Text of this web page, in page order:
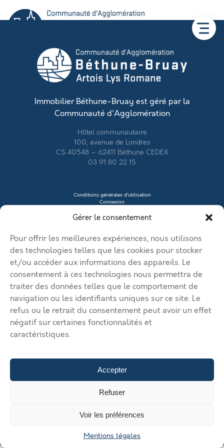
Gérer le consentement
Pour offrir les meilleures expériences, nous utilisons
des technologies telles que les cookies pour stocker
et/ou accéder aux informations des appareils. Le
consentement à ces technologies nous permettra de
traiter des données telles que le comportement de
navigation ou les identifiants uniques sur ce site. Le
refus ou le retrait du consentement peut avoir un effet
négatif sur certaines fonctionnalités et
caractéristiques.
Accepter
Refuser
Voir les préférences
Mentions légales
Immobilier Béthune-Bruay est géré par la
Communauté d'Agglomération
Hôtel communautaire
100, avenue de Londres
CS 40548 – 62411 Béthune CEDEX
03 91 80 22 15
Conditions générales d’utilisation
Connexion
Créer mon profil
Mentions légales
Modifier mon annonce
Mon compte
Nous contacter
RGPD
© 2026 Immobilier Béthune Bruay. Tous droits réservés.
Vos solutions d’implantation dans l’agglomération Béthune Bruay
Artois Lys Romane
Vos solutions d’implantation dans
l’agglomération Béthune Bruay Artois Lys Romane
d’implantation dans l’agglomération Béthune Bruay Artois Lys
Gérer mes annonces